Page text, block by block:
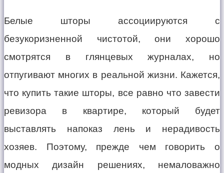
Белые шторы ассоциируются с
безукоризненной чистотой, они хорошо
смотрятся в глянцевых журналах, но
отпугивают многих в реальной жизни. Кажется,
что купить такие шторы, все равно что завести
ревизора в квартире, который будет
выставлять напоказ лень и нерадивость
хозяев. Поэтому, прежде чем говорить о
модных дизайн решениях, немаловажно